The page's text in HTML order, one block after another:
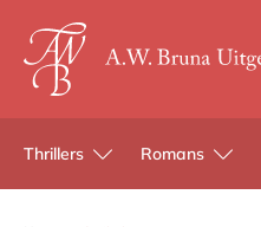
Thrillers Romans